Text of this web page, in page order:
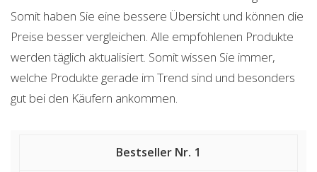
Somit haben Sie eine bessere Übersicht und können die
Preise besser vergleichen. Alle empfohlenen Produkte
werden täglich aktualisiert. Somit wissen Sie immer,
welche Produkte gerade im Trend sind und besonders
gut bei den Käufern ankommen.
1